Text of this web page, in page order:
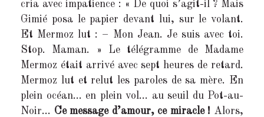
cria avec impatience : « De quoi s’agit-il ? Mais
Gimié posa le papier devant lui, sur le volant.
Et Mermoz lut : – Mon Jean. Je suis avec toi.
Stop. Maman. » Le télégramme de Madame
Mermoz était arrivé avec sept heures de retard.
Mermoz lut et relut les paroles de sa mère. En
plein océan… en plein vol… au seuil du Pot-au-
Noir…
Ce message d’amour, ce miracle ! Alors,